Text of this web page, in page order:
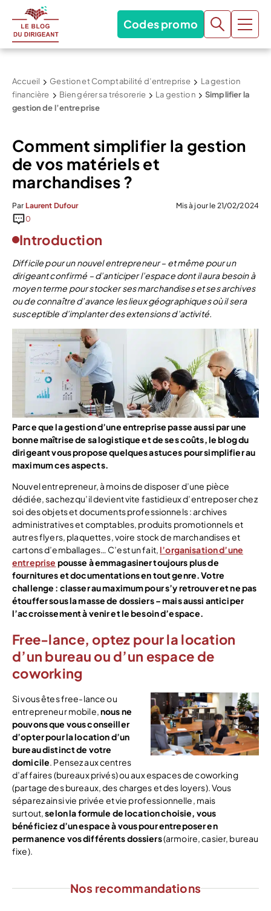
Codes promo
Accueil Gestion et Comptabilité d’entreprise
La gestion
financière
Bien gérer sa trésorerie La gestion
Simplifier la
gestion de l’entreprise
Comment simplifier la gestion
de vos matériels et
marchandises ?
Par Laurent Dufour
Mis à jour le 21/02/2024
0
Introduction
Difficile pour un nouvel entrepreneur – et même pour un
dirigeant confirmé – d’anticiper l’espace dont il aura besoin à
moyen terme pour stocker ses marchandises et ses archives
ou de connaître d’avance les lieux géographiques où il sera
susceptible d’implanter des extensions d’activité.
Parce que la gestion d’une entreprise passe aussi par une
bonne maîtrise de sa logistique et de ses coûts, le blog du
dirigeant vous propose quelques astuces pour simplifier au
maximum ces aspects.
Nouvel entrepreneur, à moins de disposer d’une pièce
dédiée, sachez qu’il devient vite fastidieux d’entreposer chez
soi des objets et documents professionnels : archives
administratives et comptables, produits promotionnels et
autres flyers, plaquettes, voire stock de marchandises et
cartons d’emballages… C’est un fait,l’organisation d’une
entreprise pousse à emmagasiner toujours plus de
fournitures et documentations en tout genre.Votre
challenge : classer au maximum pour s’y retrouver et ne pas
étouffer sous la masse de dossiers – mais aussi anticiper
l’accroissement à venir et le besoin d’espace.
Free-lance, optez pour la location
d’un bureau ou d’un espace de
coworking
Si vous êtes free-lance ou
entrepreneur mobile,nous ne
pouvons que vous conseiller
d’opter pour la location d’un
bureau distinct de votre
domicile. Pensez aux centres
d’affaires (bureaux privés) ou aux espaces de coworking
(partage des bureaux, des charges et des loyers). Vous
séparez ainsi vie privée et vie professionnelle, mais
surtout,selon la formule de location choisie, vous
bénéficiez d’un espace à vous pour entreposer en
permanence vos différents dossiers(armoire, casier, bureau
fixe).
Nos recommandations